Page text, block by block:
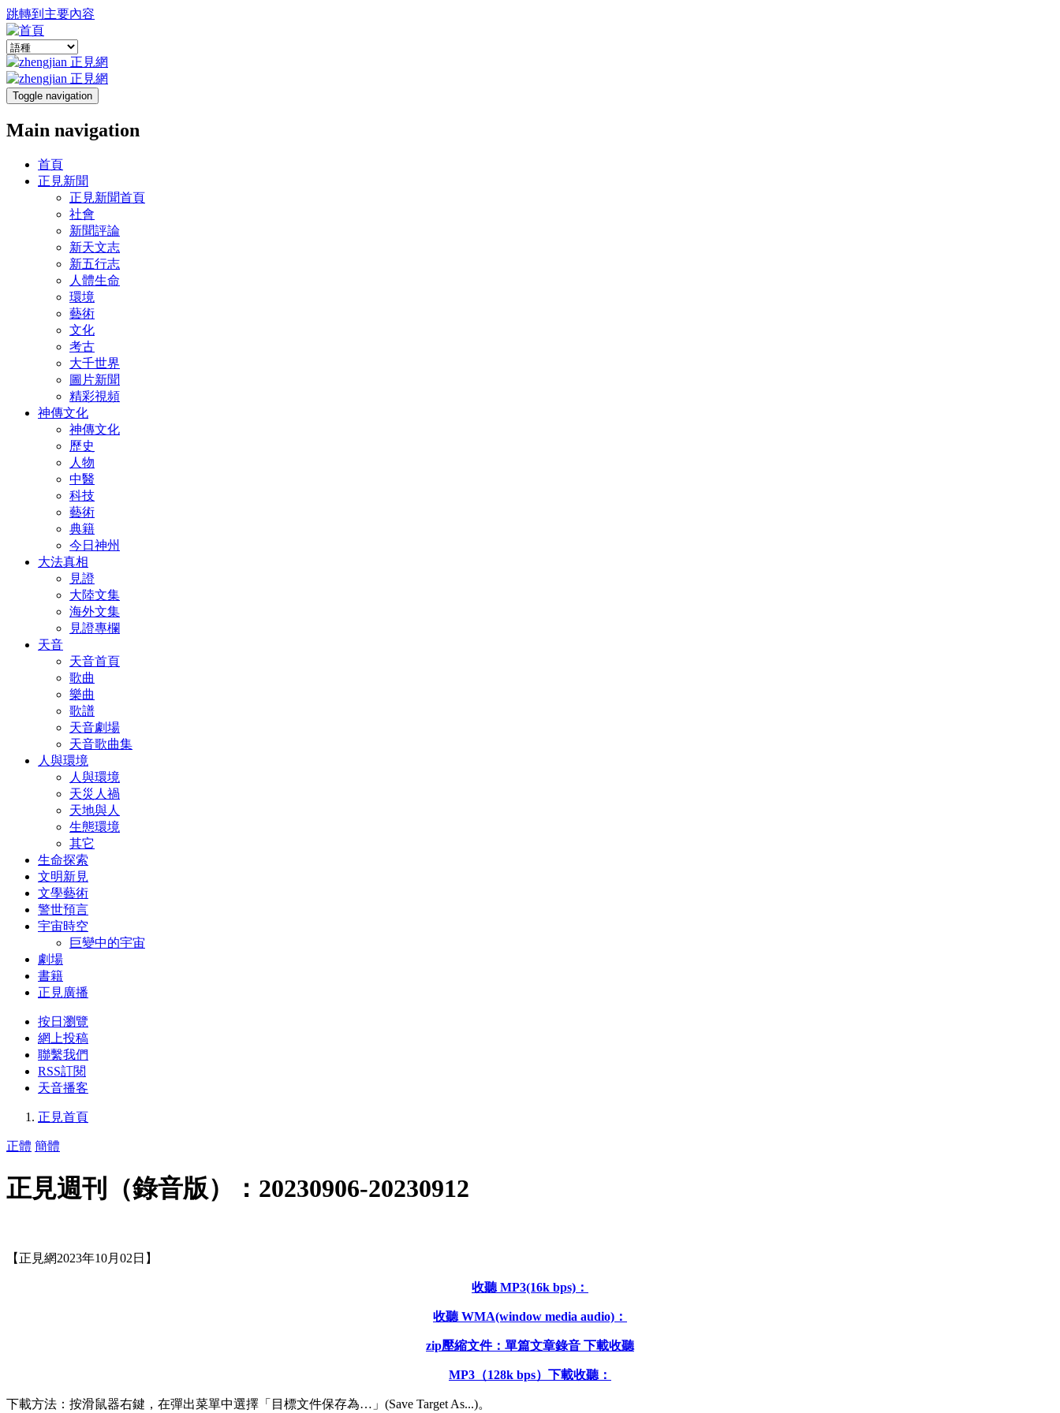
跳轉到主要內容
Toggle navigation
Main navigation
首頁
正見新聞
正見新聞首頁
社會
新聞評論
新天文志
新五行志
人體生命
環境
藝術
文化
考古
大千世界
圖片新聞
精彩視頻
神傳文化
神傳文化
歷史
人物
中醫
科技
藝術
典籍
今日神州
大法真相
見證
大陸文集
海外文集
見證專欄
天音
天音首頁
歌曲
樂曲
歌譜
天音劇場
天音歌曲集
人與環境
人與環境
天災人禍
天地與人
生態環境
其它
生命探索
文明新見
文學藝術
警世預言
宇宙時空
巨變中的宇宙
劇場
書籍
正見廣播
按日瀏覽
網上投稿
聯繫我們
RSS訂閱
天音播客
正見首頁
正體 簡體
正見週刊（錄音版）：20230906-20230912
【正見網2023年10月02日】
收聽 MP3(16k bps)：
收聽 WMA(window media audio)：
zip壓縮文件：單篇文章錄音 下載收聽
MP3（128k bps）下載收聽：
下載方法：按滑鼠器右鍵，在彈出菜單中選擇「目標文件保存為…」(Save Target As...)。